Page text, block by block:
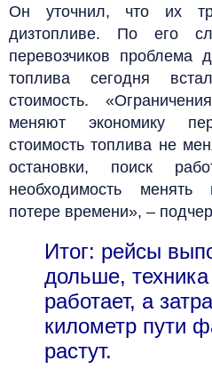
Он уточнил, что их
дизтопливе. По его
перевозчиков проблема
топлива сегодня
стоимость.
меняют экономику
стоимость топлива не
остановки, поиск
необходимость
потере времени», –
Итог: рейсы
дольше,
работает, а
километр пути
растут.